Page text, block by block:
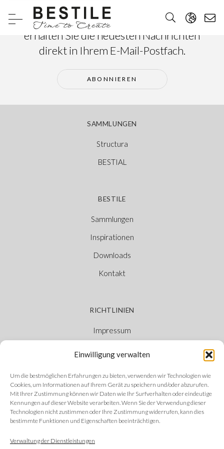
Einwilligung verwalten
Um die bestmöglichen Erfahrungen zu bieten, verwenden wir Technologien wie
Cookies, um Informationen auf Ihrem Gerät zu speichern und/oder abzurufen.
Mit Ihrer Zustimmung können wir Daten wie Ihr Surfverhalten oder eindeutige
Kennungen auf dieser Website verarbeiten. Wenn Sie der Verwendung dieser
Technologien nicht zustimmen oder Ihre Zustimmung widerrufen, kann dies
bestimmte Funktionen und Eigenschaften beeinträchtigen.
Verwaltung der Dienstleistungen
Abonnieren Sie unseren Newsletter und
erhalten Sie die neuesten Nachrichten
direkt in Ihrem E-Mail-Postfach.
ABONNIEREN
SAMMLUNGEN
Structura
BESTIAL
BESTILE
Sammlungen
Inspirationen
Downloads
Kontakt
RICHTLINIEN
Impressum
Ethischer Kanal
FOLGEN SIE UNS